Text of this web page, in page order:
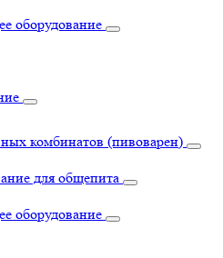
оборудование
комбинатов (пивоварен)
для общепита
оборудование